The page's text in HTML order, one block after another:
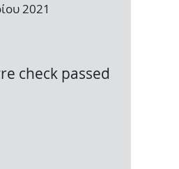
2021
check passed